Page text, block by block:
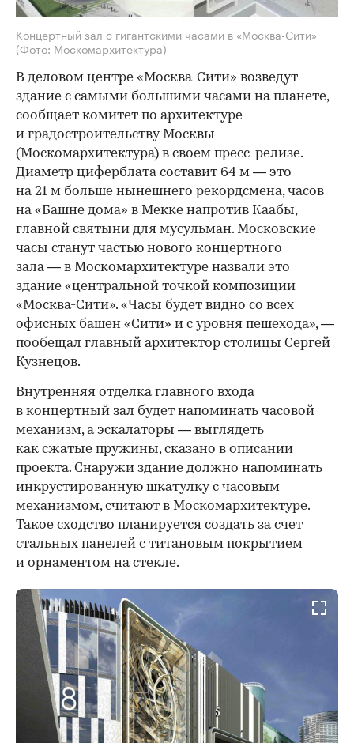
Концертный зал с гигантскими часами в «Москва-Сити»
(Фото: Москомархитектура)
В деловом центре «Москва-Сити» возведут
здание с самыми большими часами на планете,
сообщает комитет по архитектуре
и градостроительству Москвы
(Москомархитектура) в своем пресс-релизе.
Диаметр циферблата составит 64 м — это
на 21 м больше нынешнего рекордсмена,часов
на «Башне дома» в Мекке напротив Каабы,
главной святыни для мусульман. Московские
часы станут частью нового концертного
зала — в Москомархитектуре назвали это
здание «центральной точкой композиции
«Москва-Сити». «Часы будет видно со всех
офисных башен «Сити» и с уровня пешехода», —
пообещал главный архитектор столицы Сергей
Кузнецов.
Внутренняя отделка главного входа
в концертный зал будет напоминать часовой
механизм, а эскалаторы — выглядеть
как сжатые пружины, сказано в описании
проекта. Снаружи здание должно напоминать
инкрустированную шкатулку с часовым
механизмом, считают в Москомархитектуре.
Такое сходство планируется создать за счет
стальных панелей с титановым покрытием
и орнаментом на стекле.